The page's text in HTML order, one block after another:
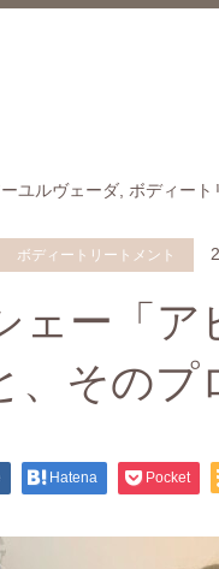
ユルヴェーダ ボディート
ボディートリートメント
ェー「ア
、そのプ
Hatena Pocket